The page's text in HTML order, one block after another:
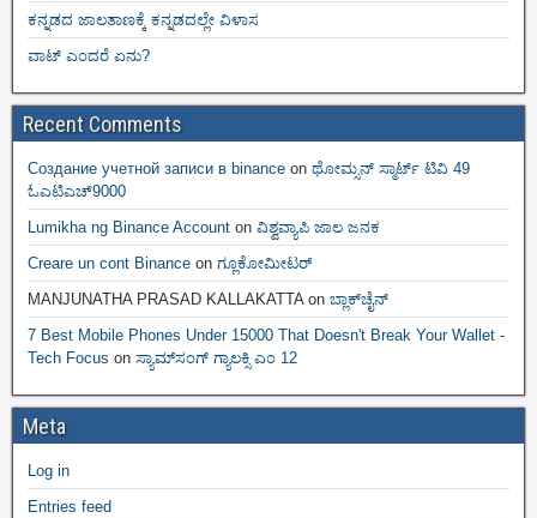
ಕನ್ನಡದ ಜಾಲತಾಣಕ್ಕೆ ಕನ್ನಡದಲ್ಲೇ ವಿಳಾಸ
ವಾಟ್ ಎಂದರೆ ಏನು?
Recent Comments
Создание учетной записи в binance on ಥೋಮ್ಸನ್ ಸ್ಮಾರ್ಟ್‌ ಟಿವಿ 49
ಓಎಟಿಎಚ್9000
Lumikha ng Binance Account on ವಿಶ್ವವ್ಯಾಪಿ ಜಾಲ ಜನಕ
Creare un cont Binance on ಗ್ಲೂಕೋಮೀಟರ್
MANJUNATHA PRASAD KALLAKATTAon ಬ್ಲಾಕ್‌ಚೈನ್‌
7 Best Mobile Phones Under 15000 That Doesn't Break Your Wallet -
Tech Focus on ಸ್ಯಾಮ್‌ಸಂಗ್ ಗ್ಯಾಲಕ್ಸಿ ಎಂ 12
Meta
Log in
Entries feed